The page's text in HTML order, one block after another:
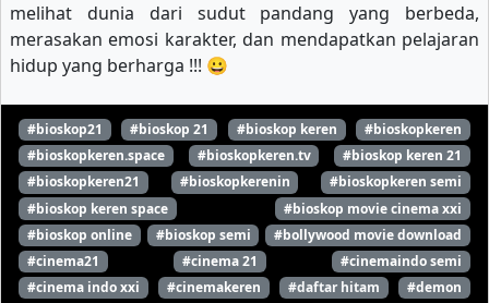
melihat dunia dari sudut pandang yang berbeda,
merasakan emosi karakter, dan mendapatkan pelajaran
hidup yang berharga !!! 😀
#bioskop21 #bioskop 21 #bioskop keren
#bioskopkeren
#bioskopkeren.space
#bioskopkeren.tv
#bioskop keren 21
#bioskopkeren21
#bioskopkerenin
#bioskopkeren semi
#bioskop keren space
#bioskop movie cinema xxi
#bioskop online
#bioskop semi
#bollywood movie download
#cinema21
#cinema 21
#cinemaindo semi
#cinema indo xxi
#cinemakeren #daftar hitam
#demon